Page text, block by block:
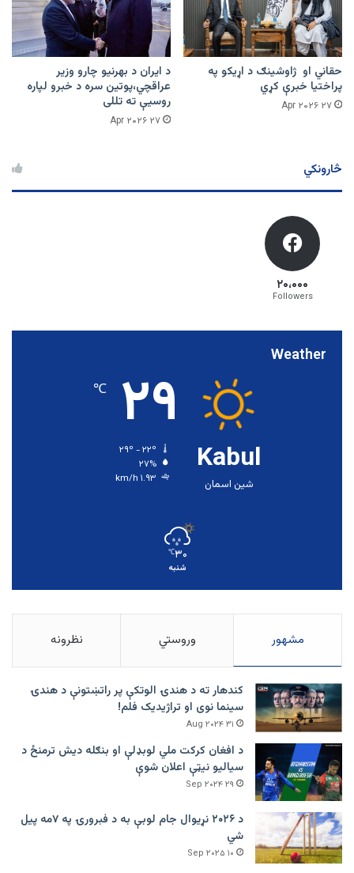
حقاني او ژاوشینګ د اړیکو په
پراختیا خبرې کړي
۲۷ Apr ۲۰۲۶
د ایران د بهرنیو چارو وزیر
عراقچي،پوتین سره د خبرو لپاره
روسیې ته تللی
۲۷ Apr ۲۰۲۶
څارونکي
۲۰،۰۰۰
Followers
Weather
Kabul
شین اسمان
۲۹ ℃
۲۷%
۱.۹۳ km/h
۳۰℃
شنبه
مشهور وروستي نظرونه
کندهار ته د هندۍ الوتکې پر راتښتونې د هندۍ
سینما نوی او تراژيديک فلم!
۳۱ Aug ۲۰۲۴
د افغان کرکت ملي لوبډلې او بنګله دیش ترمنځ د
سیالیو نیټې اعلان شوې
۲۹ Sep ۲۰۲۴
د ۲۰۲۶ نړیوال جام لوبې به د فبرورۍ په ۷مه پیل
شي
۱۰ Sep ۲۰۲۵